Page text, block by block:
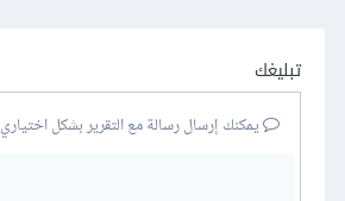
تبليغك
يمكنك إرسال رسالة مع التقرير بشكل اختياري